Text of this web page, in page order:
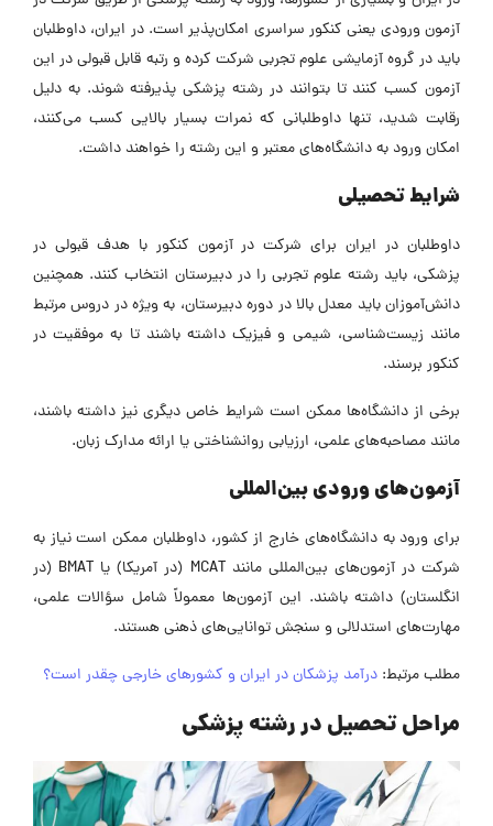
آزمون ورودی یعنی کنکور سراسری امکان‌پذیر است. در ایران، داوطلبان
باید در گروه آزمایشی علوم تجربی شرکت کرده و رتبه قابل قبولی در این
آزمون کسب کنند تا بتوانند در رشته پزشکی پذیرفته شوند.به دلیل
رقابت شدید، تنها داوطلبانی که نمرات بسیار بالایی کسب می‌کنند،
امکان ورود به دانشگاه‌های معتبر و این رشته را خواهند داشت.
شرایط تحصیلی
داوطلبان در ایران برای شرکت در آزمون کنکور با هدف قبولی در
پزشکی، باید رشته علوم تجربی را در دبیرستان انتخاب کنند. همچنین
دانش‌آموزان باید معدل بالا در دوره دبیرستان، به ویژه در دروس مرتبط
مانند زیست‌شناسی، شیمی و فیزیک داشته باشند تا به موفقیت در
کنکور برسند.
برخی از دانشگاه‌ها ممکن است شرایط خاص دیگری نیز داشته باشند،
مانند مصاحبه‌های علمی، ارزیابی روانشناختی یا ارائه مدارک زبان.
آزمون‌های ورودی بین‌المللی
برای ورود به دانشگاه‌های خارج از کشور، داوطلبان ممکن است نیاز به
شرکت در آزمون‌های بین‌المللی مانند MCAT (در آمریکا) یا BMAT (در
انگلستان) داشته باشند. این آزمون‌ها معمولاً شامل سؤالات علمی،
مهارت‌های استدلالی و سنجش توانایی‌های ذهنی هستند.
مطلب مرتبط: درآمد پزشکان در ایران و کشورهای خارجی چقدر است؟
مراحل تحصیل در رشته پزشکی